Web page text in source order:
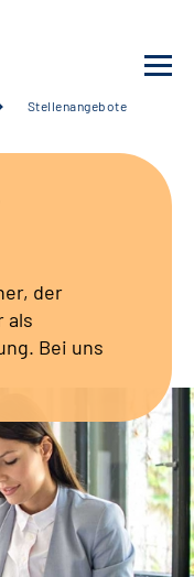
Stellenangebote
der
als
Bei uns